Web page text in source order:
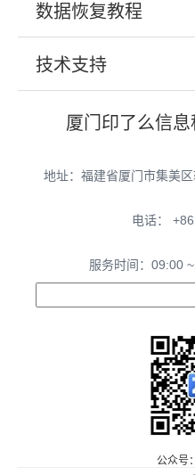
数据恢复教程
技术支持
厦门印了么信息
地址：福建省厦门市集美
电话：
服务时间：09:00
公众号